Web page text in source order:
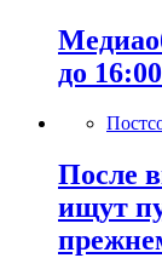
до
После
ищут